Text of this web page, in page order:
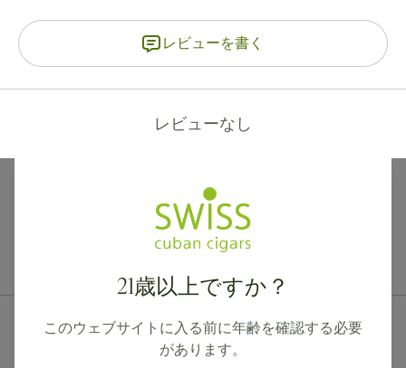
レビューを書く
レビューなし
21歳以上ですか？
このウェブサイトに入る前に年齢を確認する必要
があります。